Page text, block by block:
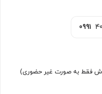
0991
فقط به صورت غیر حضوری)